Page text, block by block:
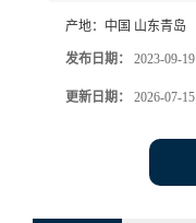
产地： 中国 山东青岛
发布日期： 2023-09-19
更新日期： 2026-07-15